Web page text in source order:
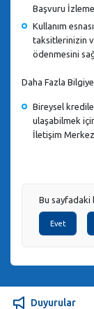
Başvuru
Kullanım
taksitlerinizin
ödenmesini
Daha Fazla Bilgiye
Bireysel
ulaşabilmek
İletişim
Bu sayfadaki
Evet
Duyurular